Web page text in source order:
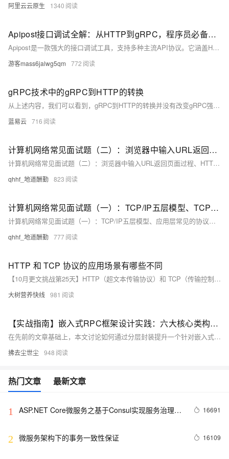
阿里云云原生 1340
Apipost接口调试全解：从HTTP到gRPC，程序员必备的“协议生存指南
Apipost是一款强大的接口调试工具，支持多种主流API协议。它涵盖HTTP/HTTPS、WebSocket、Socket.IO、gRPC、GraphQL、TCP及ISO8583金融报文等冷门协议。通过Body多样化、全局参数配置、性能分析等功能优化HTTP调试；提供WebSocket多消息存档与事件监听；gRPC支持服务反射和流式调试；GraphQL可自动生成Schema；TCP报文模板专业精准；SSE配置简单。此外，Apipost还具备环境变量、脚本加持和文档生成功能，是提升开发效率的全能工具。
游客mass6jalwg5qm 772
gRPC技术中的gRPC到HTTP的转换
从上述内容，我们可以看到，gRPC到HTTP的转换并没有改变gRPC强大的性能和可扩展性。它只是让这些强大的功能能更好地适应不同的环境和需求，兼容了更广泛的网络设施。所以，技术总是在变化，并且始终在寻找更好的平衡点，以满足不断变化的业务需求。我们也应该持续学习，掌握这些新的变化，以便更好地解决实际问题。
蓝易云 716
计算机网络常见面试题（二）：浏览器中输入URL返回页面过程、HTTP协议特点，GET、POST的区别，Cookie与Session
计算机网络常见面试题（二）：浏览器中输入URL返回页面过程、HTTP协议特点、状态码、报文格式，GET、POST的区别，DNS的解析过程、数字证书、Cookie与Session，对称加密和非对称加密
qhhf_地道酬勤 823
计算机网络常见面试题（一）：TCP/IP五层模型、TCP三次握手、四次挥手，TCP传输可靠性保障、ARQ协议
计算机网络常见面试题（一）：TCP/IP五层模型、应用层常见的协议、TCP与UDP的区别，TCP三次握手、四次挥手，TCP传输可靠性保障、ARQ协议、ARP协议
qhhf_地道酬勤 777
HTTP 和 TCP 协议的应用场景有哪些不同
【10月更文挑战第25天】HTTP（超文本传输协议）和 TCP（传输控制协议）处于网络协议栈的不同层次，各自具有独特的功能和特点，因此它们的应用场景也存在明显的差异。
大树营养快线 981
【实战指南】嵌入式RPC框架设计实践：六大核心类构建高效RPC框架
在先前的文章基础上，本文讨论如何通过分层封装提升一个针对嵌入式Linux的RPC框架的易用性。设计包括自动服务注册、高性能通信、泛型序列化和简洁API。框架分为6个关键类：BindingHub、SharedRingBuffer、Parcel、Binder、IBinder和BindInterface。BindingHub负责服务注册，SharedRingBuffer实现高效数据传输，Parcel处理序列化，而Binder和IBinder分别用于服务端和客户端交互。BindInterface提供简单的初始化接口，简化应用集成。测试案例展示了客户端和服务端的交互，验证了RPC功能的有效性。
拂去尘世尘 948
热门文章 最新文章
1
ASP.NET Core微服务之基于Consul实现服务治理
16691
2 微服务架构下的事务一致性保证 16109